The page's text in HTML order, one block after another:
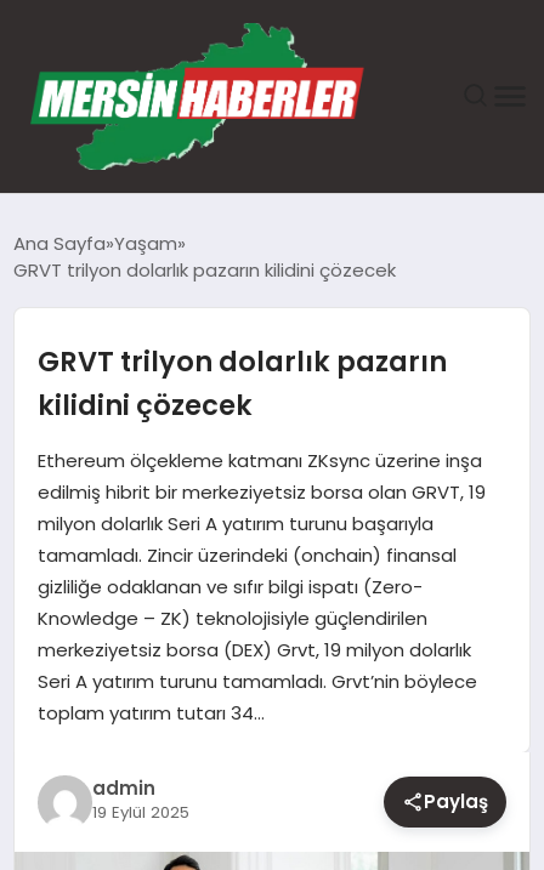
GÜNDEM
EKONOMI
SAĞLIK
SPOR
YAŞAM
Ana Sayfa Yaşam
GRVT trilyon dolarlık pazarın kilidini çözecek
GRVT trilyon dolarlık pazarın
kilidini çözecek
Ethereum ölçekleme katmanı ZKsync üzerine inşa
edilmiş hibrit bir merkeziyetsiz borsa olan GRVT, 19
milyon dolarlık Seri A yatırım turunu başarıyla
tamamladı. Zincir üzerindeki (onchain) finansal
gizliliğe odaklanan ve sıfır bilgi ispatı (Zero-
Knowledge – ZK) teknolojisiyle güçlendirilen
merkeziyetsiz borsa (DEX) Grvt, 19 milyon dolarlık
Seri A yatırım turunu tamamladı. Grvt’nin böylece
toplam yatırım tutarı 34…
admin
19 Eylül 2025 Paylaş